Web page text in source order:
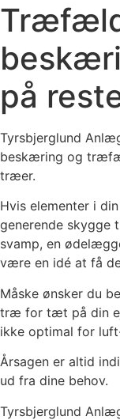
på
Tyrsbjerglund
beskæring og
træer.
Hvis elementer i
generende skygge
svamp, en
være en idé at få
Måske ønsker du
træ for tæt på din
ikke optimal for
Årsagen er altid
ud fra dine behov.
Tyrsbjerglund